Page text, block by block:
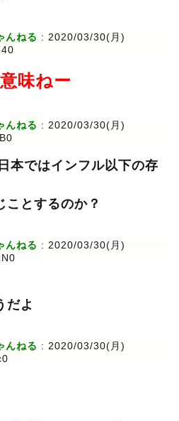
んねる : 2020/03/30(月)
味ねー
んねる : 2020/03/30(月)
本ではインフル以下の存
ことするのか？
んねる : 2020/03/30(月)
だよ
んねる : 2020/03/30(月)